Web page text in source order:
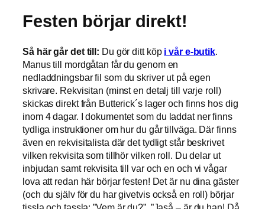
Festen börjar direkt!
Så här går det till: Du gör ditt köp i vår e-butik
Manus till mordgåtan får du genom en
nedladdningsbar fil som du skriver ut på egen
skrivare. Rekvisitan (minst en detalj till varje roll)
skickas direkt från Butterick´s lager och finns hos dig
inom 4 dagar. I dokumentet som du laddat ner finns
tydliga instruktioner om hur du går tillväga. Där finns
även en rekvisitalista där det tydligt står beskrivet
vilken rekvisita som tillhör vilken roll. Du delar ut
inbjudan samt rekvisita till var och en och vi vågar
lova att redan här börjar festen! Det är nu dina gäster
(och du själv för du har givetvis också en roll) börjar